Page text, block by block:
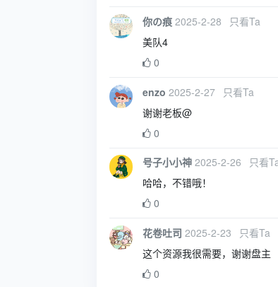
你の痕 2025-2-28 只看Ta
美队4
0
enzo 2025-2-27 只看Ta
谢谢老板@
0
号子小小神 2025-2-26 只看
哈哈，不错哦！
0
花卷吐司 2025-2-23 只看Ta
这个资源我很需要，谢谢盘主
0